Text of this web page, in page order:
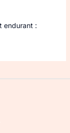
endurant :